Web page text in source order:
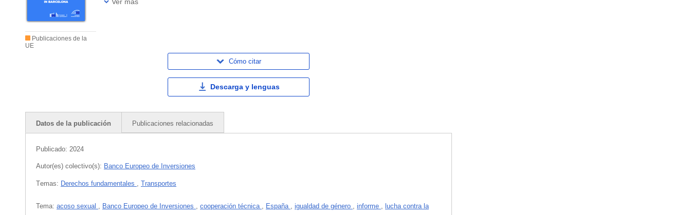
Publicaciones de la
UE
Cómo citar
Descarga y lenguas
Datos de la publicación Publicaciones relacionadas
Publicado: 2024
Autor(es) colectivo(s): Banco Europeo de Inversiones
Тemas: Derechos fundamentales , Transportes
Tema: acoso sexual , Banco Europeo de Inversiones , cooperación técnica , España , igualdad de género , informe , lucha contra la